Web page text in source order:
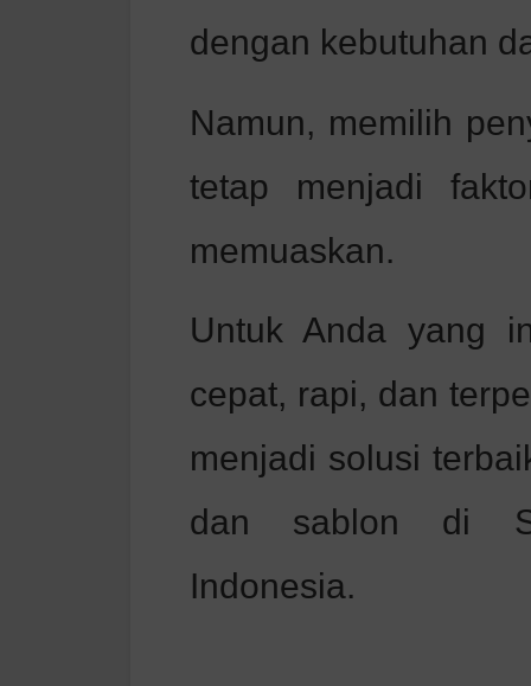
dengan kebutuhan
Namun, memilih
tetap menjadi
memuaskan.
Untuk Anda yang
cepat, rapi, dan
menjadi solusi
dan sablon di
Indonesia.